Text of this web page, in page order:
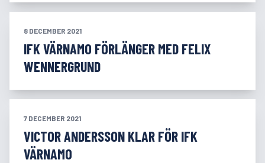
8 DECEMBER 2021
IFK VÄRNAMO FÖRLÄNGER MED FELIX
WENNERGRUND
7 DECEMBER 2021
VICTOR ANDERSSON KLAR FÖR IFK
VÄRNAMO